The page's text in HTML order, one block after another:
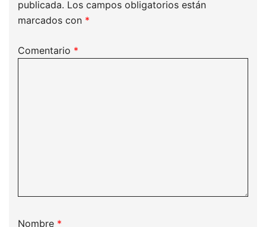
publicada. Los campos obligatorios están
marcados con *
Comentario *
Nombre *